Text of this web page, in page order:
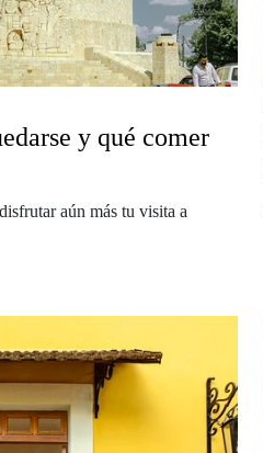
y qué comer
aún más tu visita a